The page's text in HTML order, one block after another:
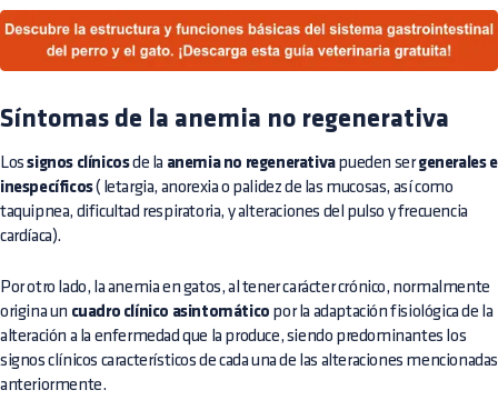
Síntomas de la anemia no regenerativa
Lossignos clínicosde la anemia no regenerativapueden sergenerales e
inespecíficos( letargia, anorexia o palidez de las mucosas, así como
taquipnea, dificultad respiratoria, y alteraciones del pulso y frecuencia
cardíaca).
Por otro lado, la anemia en gatos, al tener carácter crónico, normalmente
origina un cuadro clínico asintomático por la adaptación fisiológica de la
alteración a la enfermedad que la produce, siendo predominantes los
signos clínicos característicos de cada una de las alteraciones mencionadas
anteriormente.